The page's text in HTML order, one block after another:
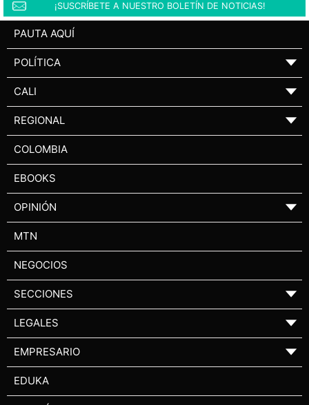
¡SUSCRÍBETE A NUESTRO BOLETÍN DE NOTICIAS!
PAUTA AQUÍ
POLÍTICA ▼
CALI ▼
REGIONAL ▼
COLOMBIA
EBOOKS
OPINIÓN ▼
MTN
NEGOCIOS
SECCIONES ▼
LEGALES ▼
EMPRESARIO ▼
EDUKA